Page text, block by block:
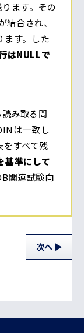
ます。その
結合され、
ます。した
はNULLで
み取る問
は一致し
すべて残
基準にして
関連試験向
次へ